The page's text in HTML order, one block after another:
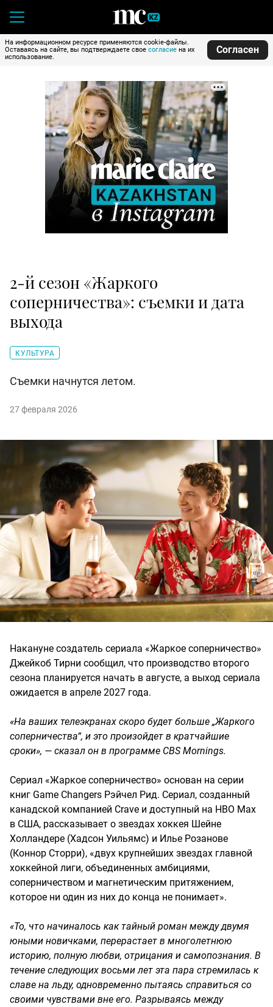
На информационном ресурсе применяются cookie-файлы.
Оставаясь на сайте, вы подтверждаете свое согласие на их
использование.
Согласен
2-й сезон «Жаркого
соперничества»: съемки и дата
выхода
КУЛЬТУРА
Съемки начнутся летом.
27 февраля 2026
Накануне создатель сериала «Жаркое соперничество»
Джейкоб Тирни сообщил, что производство второго
сезона планируется начать в августе, а выход сериала
ожидается в апреле 2027 года.
«На ваших телеэкранах скоро будет больше „Жаркого
соперничества“, и это произойдет в кратчайшие
сроки», — сказал он в программе CBS Mornings.
Сериал «Жаркое соперничество» основан на серии
книг Game Changers Рэйчел Рид. Сериал, созданный
канадской компанией Crave и доступный на HBO Max
в США, рассказывает о звездах хоккея Шейне
Холландере (Хадсон Уильямс) и Илье Розанове
(Коннор Сторри), «двух крупнейших звездах главной
хоккейной лиги, объединенных амбициями,
соперничеством и магнетическим притяжением,
которое ни один из них до конца не понимает».
«То, что начиналось как тайный роман между двумя
юными новичками, перерастает в многолетнюю
историю, полную любви, отрицания и самопознания. В
течение следующих восьми лет эта пара стремилась к
славе на льду, одновременно пытаясь справиться со
своими чувствами вне его. Разрываясь между